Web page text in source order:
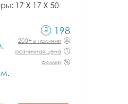
17 X 17 X 50
198
200+ в наличии
розничная цена
скидки